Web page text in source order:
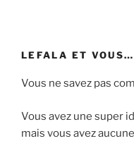
LEFALA ET VOUS…
Vous ne savez pas
Vous avez une super
mais vous avez